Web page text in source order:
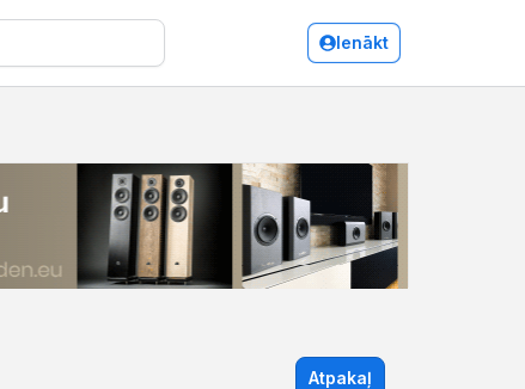
Ienākt
Atpakaļ